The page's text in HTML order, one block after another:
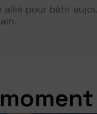
pour bâtir